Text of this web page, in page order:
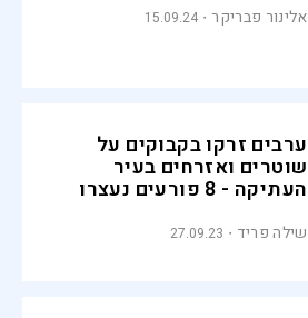
אלינור פבריקר 15.09.24
ערבים זרקו בקבוקים על
שוטרים ואזרחים בעיר
העתיקה - 8 פורעים נעצרו
שילה פריד 27.09.23